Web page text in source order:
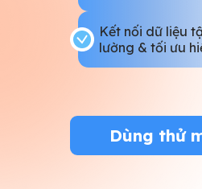
Kết nối dữ liệu
lường & tối ưu
Dùng thử